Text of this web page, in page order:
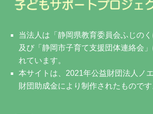
当法人は「静岡県教育委員会ふじのく
及び「静岡市子育て支援団体連絡会
れています。
本サイトは、2021年公益財団法人ノ
財団助成金により制作されたものです